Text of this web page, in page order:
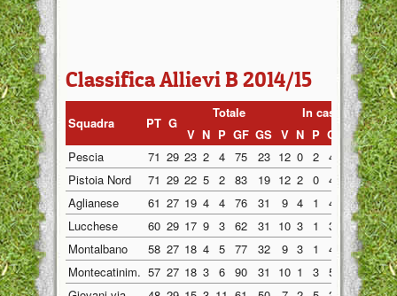
Classifica Allievi B 2014/15
Squadra PT G
Totale In casa
V N P GF GS V N P GF GS V N
Pescia
71 29 23 2 4 75 23 12 0 2 43 9 11 2
Pistoia Nord
71 29 22 5 2 83 19 12 2 0 41 5 10 3
Aglianese
61 27 19 4 4 76 31 9 4 1 44 17 10 0
Lucchese
60 29 17 9 3 62 31 10 3 1 33 10 7 6
Montalbano
58 27 18 4 5 77 32 9 3 1 43 16 9 1
Montecatinim. 57 27 18 3 6 90 31 10 1 3 52 18 8 2